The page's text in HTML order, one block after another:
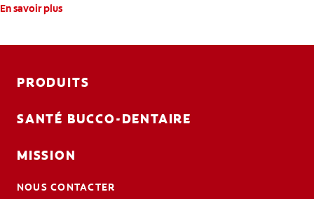
En savoir plus
PRODUITS
SANTÉ BUCCO-DENTAIRE
MISSION
NOUS CONTACTER